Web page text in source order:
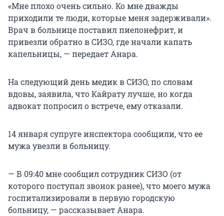
«Мне плохо очень сильно. Ко мне дважды
приходили те люди, которые меня задерживали».
Врач в больнице поставил пиелонефрит, и
привезли обратно в СИЗО, где начали капать
капельницы, — передает Анара.
На следующий день медик в СИЗО, по словам
вдовы, заявила, что Кайрату лучше, но когда
адвокат попросил о встрече, ему отказали.
14 января супруге инспектора сообщили, что ее
мужа увезли в больницу.
— В 09:40 мне сообщил сотрудник СИЗО (от
которого поступал звонок ранее), что моего мужа
госпитализировали в первую городскую
больницу, — рассказывает Анара.